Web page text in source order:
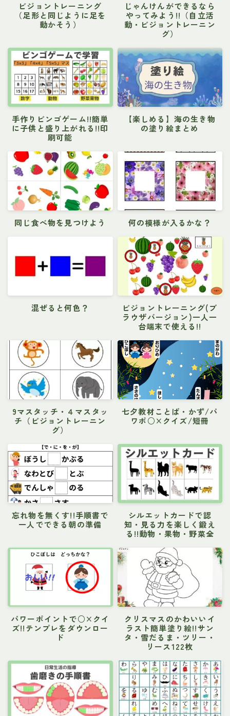
ビジョントレーニング
（足形と同じように足を
動かそう）
じゃんけんができるなら
やってみよう!!（自立活
動・ビジョントレーニン
グ）
手作りビンゴゲーム!!簡単
に子供と盛り上がれる!!印
刷可能
【楽しめる】海の生き物
の塗り絵まとめ
同じ食べ物を見つけよう 何の模様が入るかな？
混ぜると何色？
ビジョントレーニング(ブ
ラウザバージョン)一人一
台端末で使える!!
9マスタッチ・４マスタッ
チ（ビジョントレーニン
グ）
七夕教材ことば・かず/パ
ワポ○×クイズ/短冊
忘れ物を無くす!!手順書で
一人でできる朝の準備
シルエットカードで認
知・見る力を楽しく鍛え
る!!動物・果物・野菜全
パワーポイントで○×クイ
ズ!!テンプレをダウンロー
ド
クリスマスのかわいいイ
ラスト簡単塗り絵!!サン
タ・雪だるま・ツリー・
リース122枚